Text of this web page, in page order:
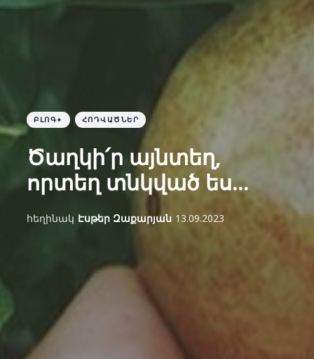
ԲԼՈԳ+ ՀՈԴՎԱԾՆԵՐ
Ծաղկի՛ր այնտեղ,
որտեղ տնկված ես...
հեղինակ Էսթեր Զաքարյան 13.09.2023